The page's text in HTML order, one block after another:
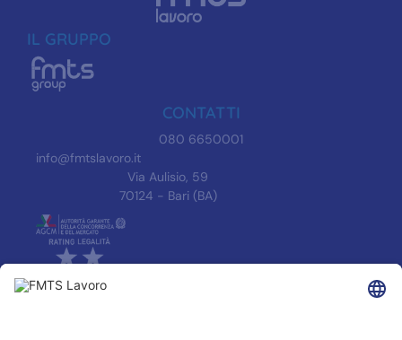
IL GRUPPO
CONTATTI
080 6650001
info@fmtslavoro.it
Via Aulisio, 59
70124 - Bari (BA)